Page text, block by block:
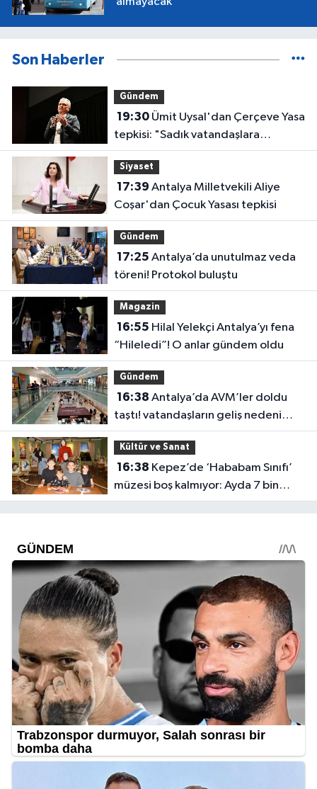
Son Haberler
Gündem
19:30Ümit Uysal'dan Çerçeve Yasa
tepkisi: "Sadık vatandaşlara
haksızlık"
Siyaset
17:39
Coşar'dan Çocuk Yasası tepkisi
Gündem
17:25
töreni! Protokol buluştu
Magazin
16:55
“Hileledi”! O anlar gündem oldu
Gündem
16:38
taştı! vatandaşların geliş nedeni
farklı çıktı
Kültür ve Sanat
16:38
müzesi boş kalmıyor: Ayda 7 bin
ziyaretçi